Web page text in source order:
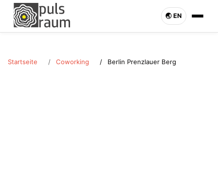
🌏︎ EN
Startseite Coworking Berlin Prenzlauer Berg